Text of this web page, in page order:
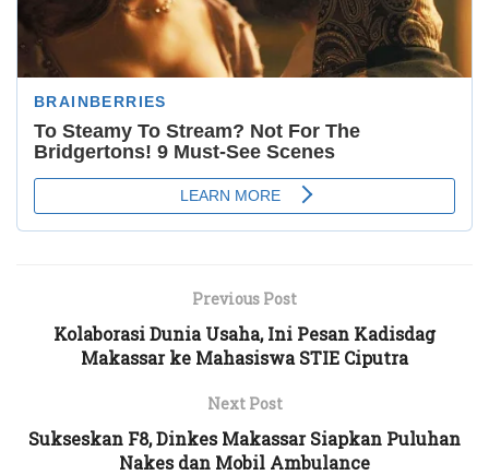
Previous Post
Kolaborasi Dunia Usaha, Ini Pesan Kadisdag
Makassar ke Mahasiswa STIE Ciputra
Next Post
Sukseskan F8, Dinkes Makassar Siapkan Puluhan
Nakes dan Mobil Ambulance